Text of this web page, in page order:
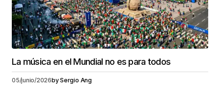
La música en el Mundial no es para todos
05/junio/2026bySergio Ang